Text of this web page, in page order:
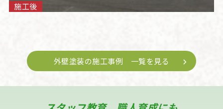
施工後
外壁塗装の施工事例 一覧を見る